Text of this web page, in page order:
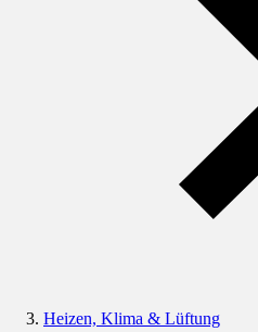
Heizen, Klima & Lüftung